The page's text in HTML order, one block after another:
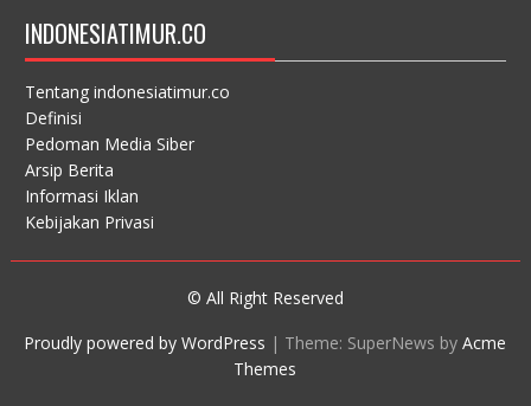
INDONESIATIMUR.CO
Tentang indonesiatimur.co
Definisi
Pedoman Media Siber
Arsip Berita
Informasi Iklan
Kebijakan Privasi
© All Right Reserved
Proudly powered by WordPress | Theme: SuperNews byAcme
Themes